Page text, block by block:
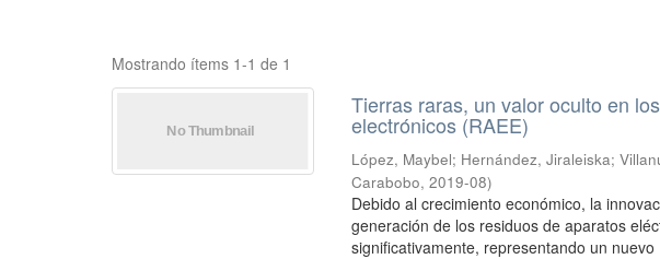
Mostrando ítems 1-1 de 1
Tierras raras, un valor oculto en
electrónicos (RAEE)
López, Maybel; Hernández, Jiraleiska;
Carabobo,2019-08)
Debido al crecimiento económico, la
generación de los residuos de aparatos
significativamente, representando un nuevo